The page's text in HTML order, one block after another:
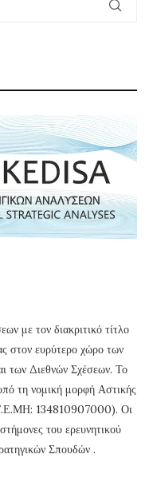
με τον διακριτικό τίτλο
στον ευρύτερο χώρο των
των Διεθνών Σχέσεων. Το
τη νομική μορφή Αστικής
134810907000). Οι
του ερευνητικού
Σπουδών .